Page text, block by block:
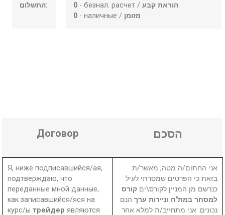
התשלום:
0 - безнал. расчет /הוראת קבע
0 - наличные / מזומן
Договор הסכם
Я, ниже подписавшийся/ая,
подтверждаю, что
переданные мной данные,
как записавшийся/яся на
курс/ытрейдерявляются
אני החתום/ה מטה, מאשר/ת
בזאת כי הפרטים שמסרתי לעיל
כנרשם מן המניין לקורס\ים קורס
למסחר במת"ח וניירות ערך הנם
נכונים. אני מתחייב/ת למלא אחר